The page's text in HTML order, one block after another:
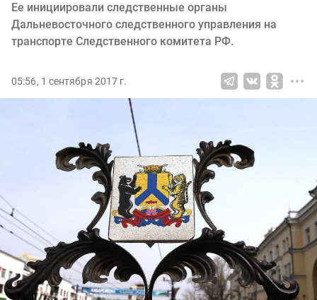
Ее инициировали следственные органы
Дальневосточного следственного управления на
транспорте Следственного комитета РФ.
05:56, 1 сентября 2017 г.